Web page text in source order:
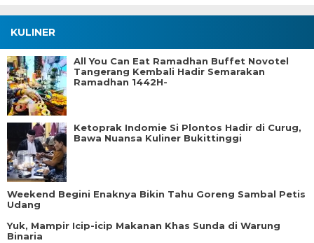
KULINER
All You Can Eat Ramadhan Buffet Novotel
Tangerang Kembali Hadir Semarakan
Ramadhan 1442H-
Ketoprak Indomie Si Plontos Hadir di Curug,
Bawa Nuansa Kuliner Bukittinggi
Weekend Begini Enaknya Bikin Tahu Goreng Sambal Petis
Udang
Yuk, Mampir Icip-icip Makanan Khas Sunda di Warung
Binaria